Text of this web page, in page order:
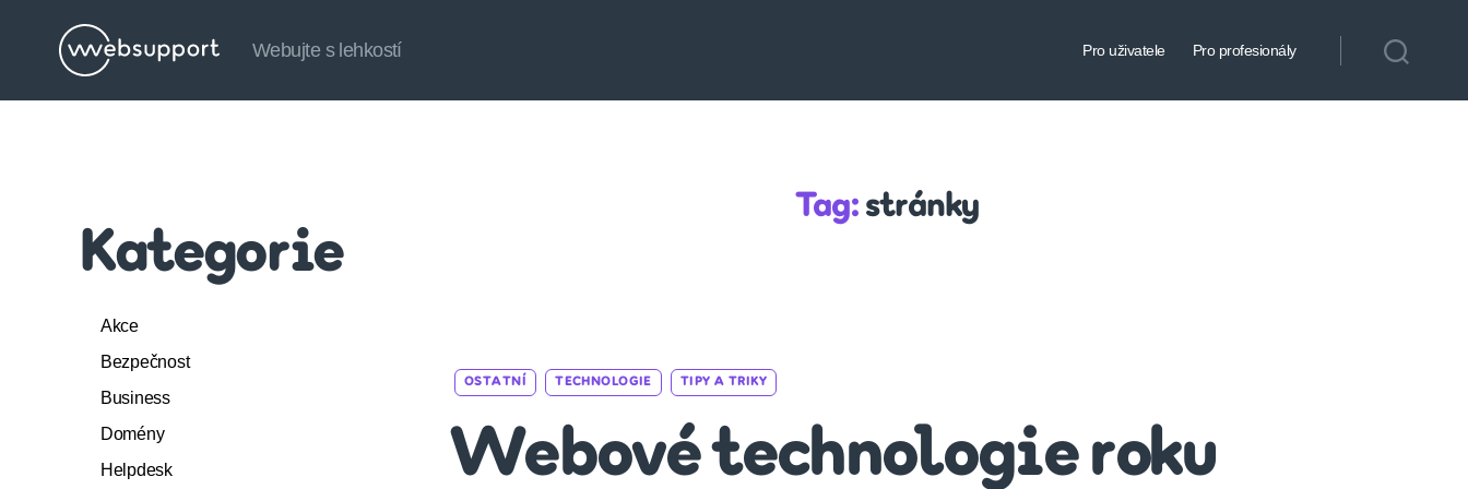
Websupport.cz
Webujte s lehkostí Pro uživatele Pro profesionály
Kategorie
Akce
Bezpečnost
Business
Domény
Helpdesk
Tag: stránky
OSTATNÍ TECHNOLOGIE TIPY A TRIKY
Webové technologie roku